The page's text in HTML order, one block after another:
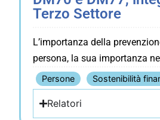
Terzo Settore
L’importanza della
persona, la sua importanza
Persone Sostenibilità
Relatori